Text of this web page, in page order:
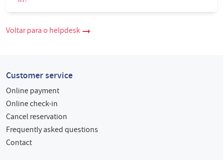
Voltar para o helpdesk
Customer service
Online payment
Online check-in
Cancel reservation
Frequently asked questions
Contact